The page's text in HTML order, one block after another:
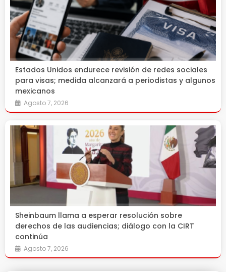
Estados Unidos endurece revisión de redes sociales
para visas; medida alcanzará a periodistas y algunos
mexicanos
Agosto 7, 2026
Sheinbaum llama a esperar resolución sobre
derechos de las audiencias; diálogo con la CIRT
continúa
Agosto 7, 2026